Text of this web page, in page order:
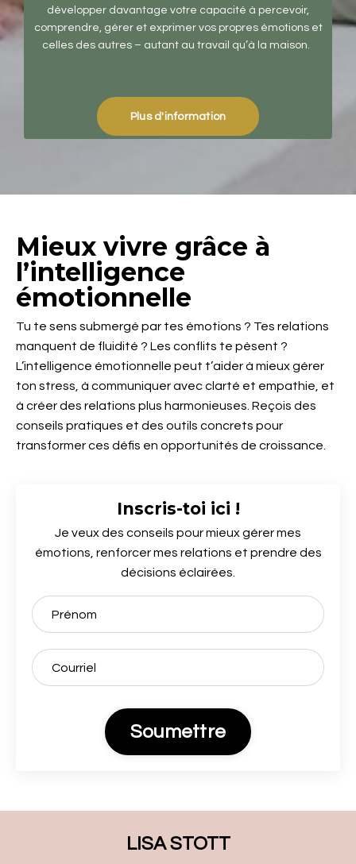
développer davantage votre capacité à percevoir,
comprendre, gérer et exprimer vos propres émotions et
celles des autres – autant au travail qu’à la maison.
Plus d'information
Mieux vivre grâce à
l’intelligence
émotionnelle
Tu te sens submergé par tes émotions ? Tes relations
manquent de fluidité ? Les conflits te pèsent ?
L’intelligence émotionnelle peut t’aider à mieux gérer
ton stress, à communiquer avec clarté et empathie, et
à créer des relations plus harmonieuses. Reçois des
conseils pratiques et des outils concrets pour
transformer ces défis en opportunités de croissance.
Inscris-toi ici !
Je veux des conseils pour mieux gérer mes
émotions, renforcer mes relations et prendre des
décisions éclairées.
Soumettre
LISA STOTT